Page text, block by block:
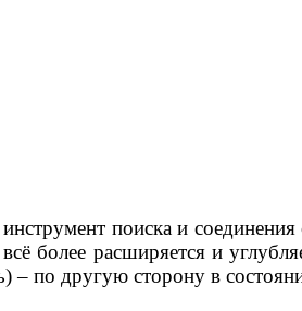
поиска и
более расширяется и
– по другую сторону в